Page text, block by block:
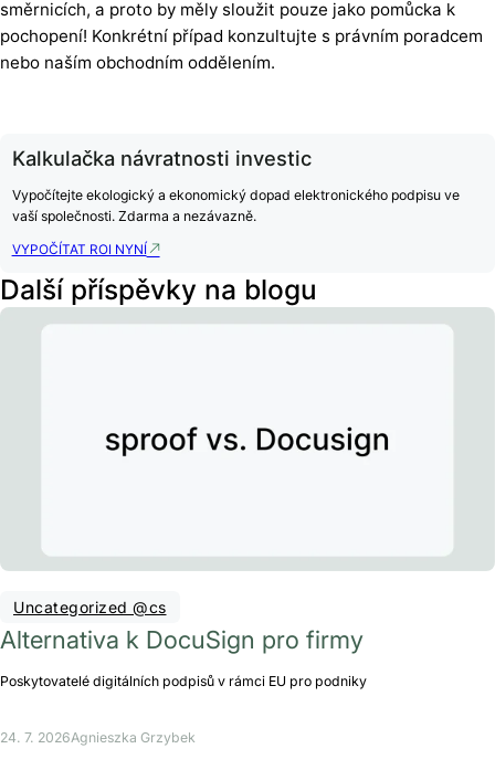
směrnicích, a proto by měly sloužit pouze jako pomůcka k
pochopení! Konkrétní případ konzultujte s právním poradcem
nebo naším obchodním oddělením.
Kalkulačka návratnosti investic
Vypočítejte ekologický a ekonomický dopad elektronického podpisu ve
vaší společnosti. Zdarma a nezávazně.
VYPOČÍTAT ROI NYNÍ
Další příspěvky na blogu
Uncategorized @cs
Alternativa k DocuSign pro firmy
Poskytovatelé digitálních podpisů v rámci EU pro podniky
24. 7. 2026Agnieszka Grzybek